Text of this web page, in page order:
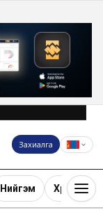
Захиалга
Нийгэм Хөрөнгө